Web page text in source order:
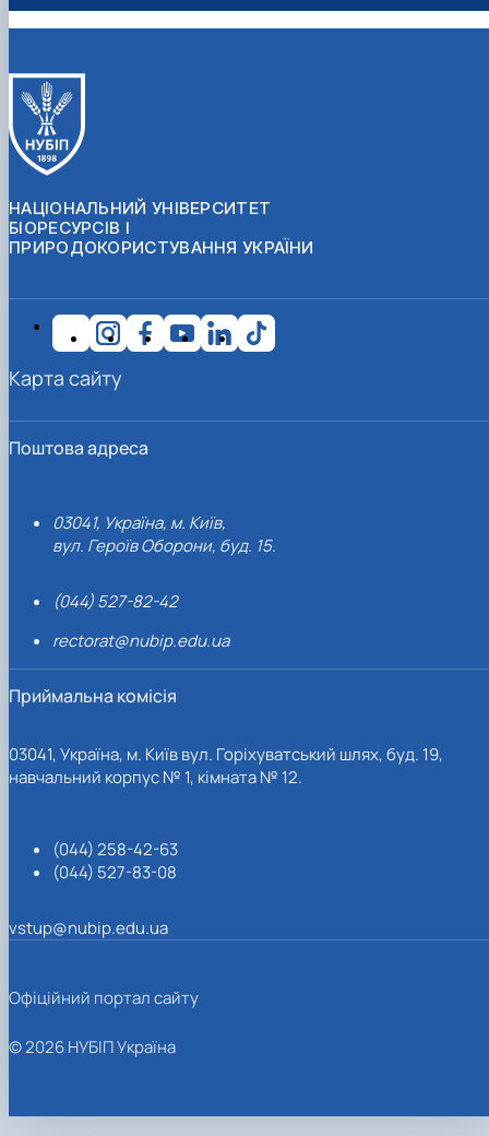
НАЦІОНАЛЬНИЙ УНІВЕРСИТЕТ
БІОРЕСУРСІВ І
ПРИРОДОКОРИСТУВАННЯ УКРАЇНИ
Поштова адреса
03041, Україна, м. Київ,
вул. Героїв Оборони, буд. 15.
(044) 527-82-42
rectorat@nubip.edu.ua
Приймальна комісія
03041, Україна, м. Київ вул. Горіхуватський шлях, буд. 19,
навчальний корпус № 1, кімната № 12.
(044) 258-42-63
(044) 527-83-08
vstup@nubip.edu.ua
Карта сайту
Офіційний портал сайту
© 2026 НУБІП Україна